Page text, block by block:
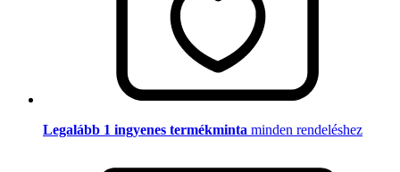
Legalább 1 ingyenes termékminta minden rendeléshez